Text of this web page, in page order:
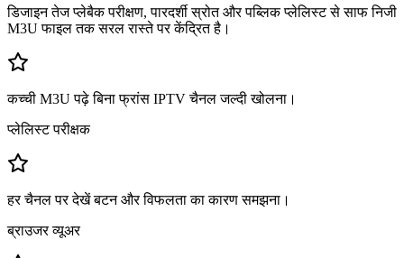
डिजाइन तेज प्लेबैक परीक्षण, पारदर्शी स्रोत और पब्लिक प्लेलिस्ट से साफ निजी
M3U फाइल तक सरल रास्ते पर केंद्रित है।
कच्ची M3U पढ़े बिना फ्रांस IPTV चैनल जल्दी खोलना।
प्लेलिस्ट परीक्षक
हर चैनल पर देखें बटन और विफलता का कारण समझना।
ब्राउजर व्यूअर